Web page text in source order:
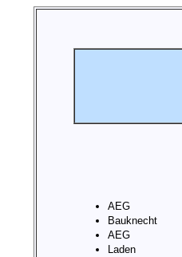
AEG
Bauknecht
AEG
Laden